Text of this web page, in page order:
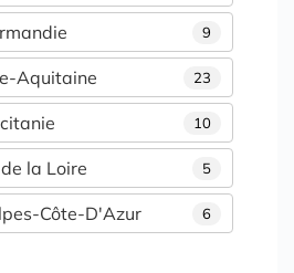
9
23
Aquitaine
10
5
la Loire
6
Côte-D'Azur